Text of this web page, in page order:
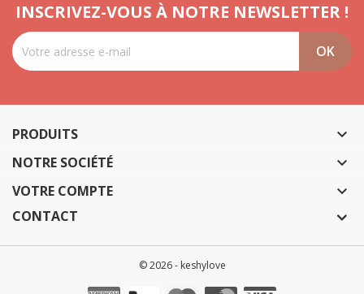
INSCRIVEZ-VOUS À NOTRE NEWSLETTER !
PRODUITS 
NOTRE SOCIÉTÉ 
VOTRE COMPTE 
CONTACT
© 2026 - keshylove